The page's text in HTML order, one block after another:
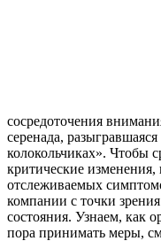
сосредоточения
серенада,
колокольчиках». Чтобы
критические
отслеживаемых
компании с точки
состояния. Узнаем, как
пора принимать меры,